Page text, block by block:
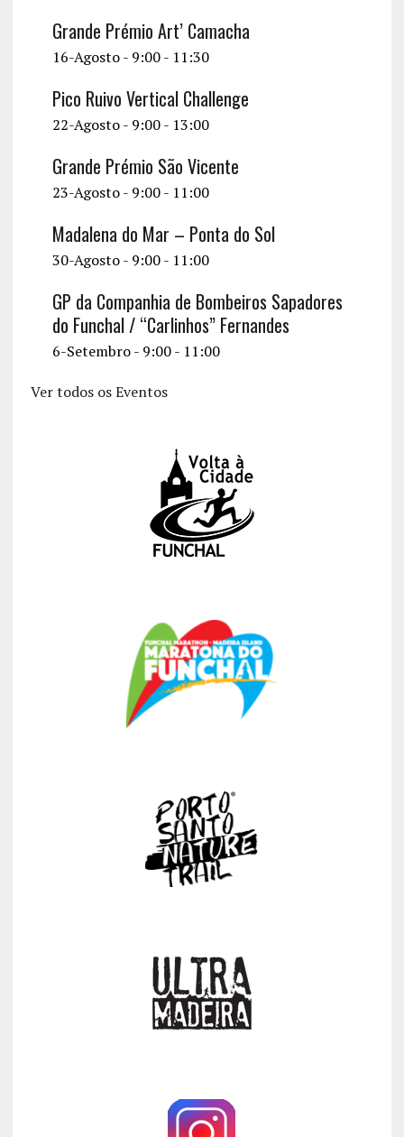
Grande Prémio Art’ Camacha
16-Agosto - 9:00- 11:30
Pico Ruivo Vertical Challenge
22-Agosto - 9:00- 13:00
Grande Prémio São Vicente
23-Agosto - 9:00- 11:00
Madalena do Mar – Ponta do Sol
30-Agosto - 9:00- 11:00
GP da Companhia de Bombeiros Sapadores
do Funchal / “Carlinhos” Fernandes
6-Setembro - 9:00- 11:00
Ver todos os Eventos